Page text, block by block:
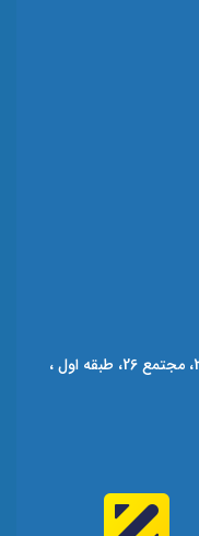
اصفهان، هشت بهشت غربی، کوچه 21، مجتمع 26، طبقه اول ،